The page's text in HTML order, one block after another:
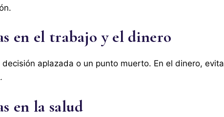
en el trabajo y el dinero
aplazada o un punto muerto. En el dinero,
en la salud